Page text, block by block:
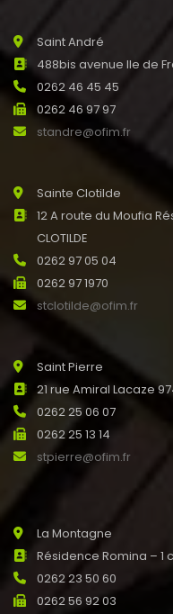
Saint André
488bis avenue Ile de
0262 46 45 45
0262 46 97 97
standre@ofim.fr
Sainte Clotilde
12 A route du Moufia
CLOTILDE
0262 97 05 04
0262 97 1970
stclotilde@ofim.fr
Saint Pierre
21 rue Amiral Lacaze
0262 25 06 07
0262 25 13 14
stpierre@ofim.fr
La Montagne
Résidence Romina – 1
0262 23 50 60
0262 56 92 03